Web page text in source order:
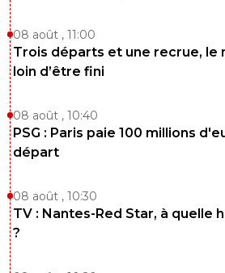
08 août , 11:00
Trois départs et une recrue, le
loin d’être fini
08 août , 10:40
PSG : Paris paie 100 millions
départ
08 août , 10:30
TV : Nantes-Red Star, à quelle
?